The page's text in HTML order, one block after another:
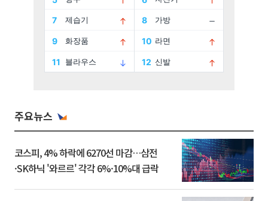
주요뉴스
코스피, 4% 하락에 6270선 마감…삼전
·SK하닉 '와르르' 각각 6%·10%대 급락